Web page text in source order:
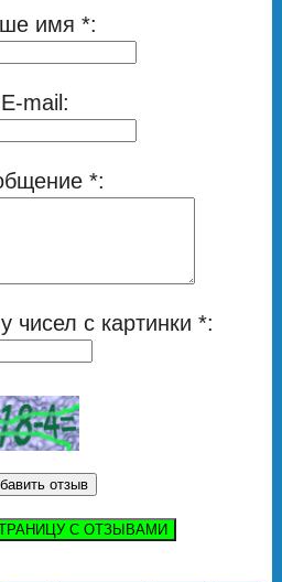
имя *:
E-mail:
*:
чисел с картинки *:
С ОТЗЫВАМИ